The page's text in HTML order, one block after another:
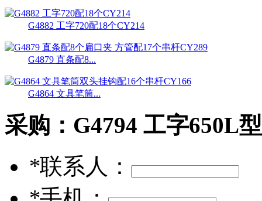
G4882 工字720配18个CY214
G4879 直条配8...
G4864 文具笔筒...
采购： G4794 工字650L
*联系人：